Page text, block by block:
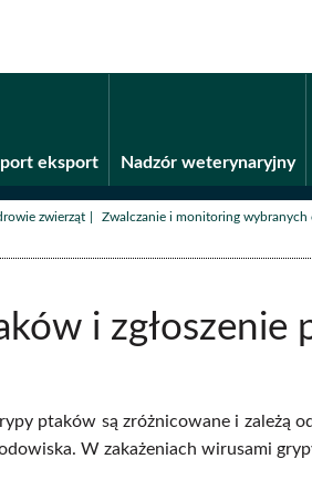
eksport Nadzór weterynaryjny
zwierząt /Zwalczanie i monitoring wybranych
i zgłoszenie
ptaków są zróżnicowane i
W zakażeniach wirusami